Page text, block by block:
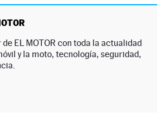
EL MOTOR con toda la actualidad
y la moto, tecnología, seguridad,